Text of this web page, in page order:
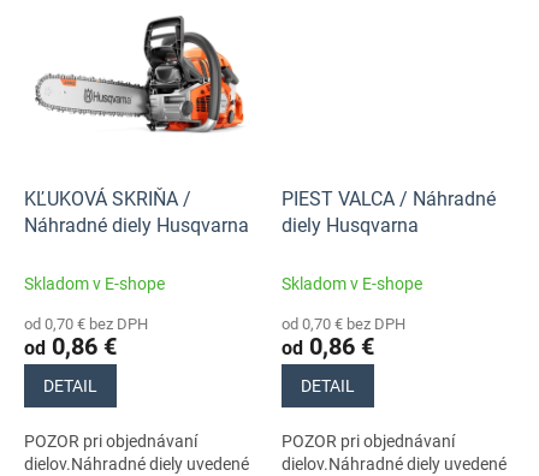
KĽUKOVÁ SKRIŇA /
Náhradné diely Husqvarna
Skladom v E-shope
od 0,70 € bez DPH
od 0,86 €
DETAIL
POZOR pri objednávaní
dielov.Náhradné diely uvedené
PIEST VALCA / Náhradné
diely Husqvarna
Skladom v E-shope
od 0,70 € bez DPH
od 0,86 €
DETAIL
POZOR pri objednávaní
dielov.Náhradné diely uvedené